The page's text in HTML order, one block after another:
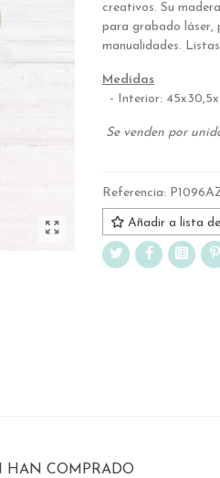
creativos. Su
para grabado láser,
manualidades.
Medidas
- Interior:
Se venden por
Referencia:
Añadir a lista
HAN COMPRADO